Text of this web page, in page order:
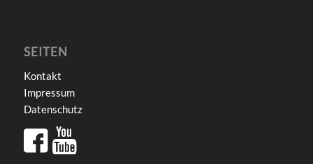
SEITEN
Kontakt
Impressum
Datenschutz